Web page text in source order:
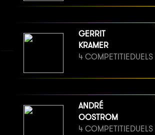
GERRIT
KRAMER
4 COMPETITIEDUELS
ANDRÉ
OOSTROM
4 COMPETITIEDUELS